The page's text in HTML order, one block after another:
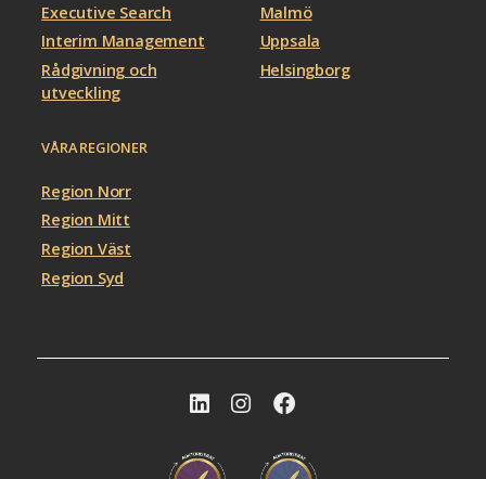
Executive Search
Interim Management
Rådgivning och
utveckling
Malmö
Uppsala
Helsingborg
VÅRA REGIONER
Region Norr
Region Mitt
Region Väst
Region Syd